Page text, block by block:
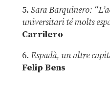
5. Sara Barquinero:
universitari té molts
Carrilero
6. Espadà, un altre
Felip Bens